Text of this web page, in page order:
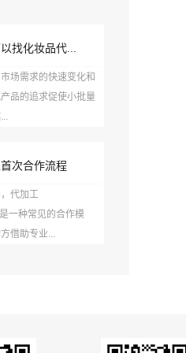
找化妆品代...
场需求的快速变化和
品的追求促使小批量
次合作流程
代加工
一种常见的合作模
借助专业...